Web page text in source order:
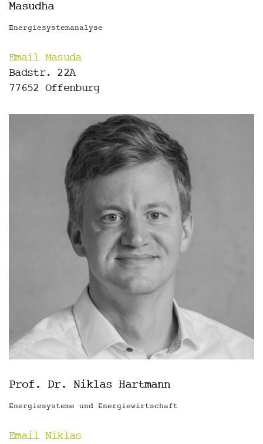
Masudha
Energiesystemanalyse
Email Masuda
Badstr. 22A
77652 Offenburg
Prof. Dr. Niklas Hartmann
Energiesysteme und Energiewirtschaft
Email Niklas